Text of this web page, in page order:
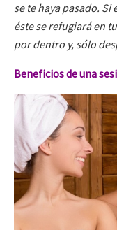
se te haya pasado.
éste se refugiará en
por dentro y, sólo
Beneficios de una